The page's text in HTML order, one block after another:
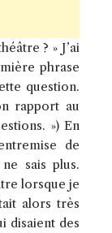
? » J’ai
phrase
question.
rapport au
») En
de
sais plus.
lorsque je
alors très
disaient des